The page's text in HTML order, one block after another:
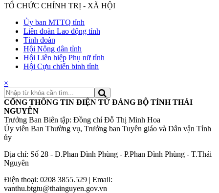
TỔ CHỨC CHÍNH TRỊ - XÃ HỘI
Ủy ban MTTQ tỉnh
Liên đoàn Lao động tỉnh
Tỉnh đoàn
Hội Nông dân tỉnh
Hội Liên hiệp Phụ nữ tỉnh
Hội Cựu chiến binh tỉnh
×
CỔNG THÔNG TIN ĐIỆN TỬ ĐẢNG BỘ TỈNH THÁI
NGUYÊN
Trưởng Ban Biên tập: Đồng chí Đỗ Thị Minh Hoa
Ủy viên Ban Thường vụ, Trưởng ban Tuyên giáo và Dân vận Tỉnh
ủy
Địa chỉ: Số 28 - Đ.Phan Đình Phùng - P.Phan Đình Phùng - T.Thái
Nguyên
Điện thoại: 0208 3855.529 | Email:
vanthu.btgtu@thainguyen.gov.vn